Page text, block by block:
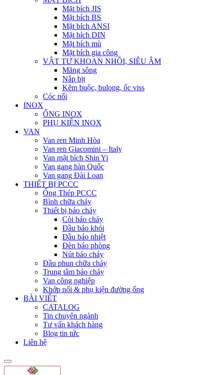
Mặt bích JIS
Mặt bích BS
Mặt bích ANSI
Mặt bích DIN
Mặt bích mù
Mặt bích gia công
VẬT TƯ KHOAN NHỒI, SIÊU ÂM
Măng sông
Nắp bịt
Kẽm buộc, bulong, ốc viss
Cóc nối
INOX
ỐNG INOX
PHỤ KIỆN INOX
VAN
Van ren Minh Hòa
Van ren Giacomini – Italy
Van mặt bích Shin Yi
Van gang hàn Quốc
Van gang Đài Loan
THIẾT BỊ PCCC
Ống Thép PCCC
Bình chữa cháy
Thiết bị báo cháy
Còi báo cháy
Đầu báo khói
Đầu báo nhiệt
Đèn báo phòng
Nút báo cháy
Đầu phun chữa cháy
Trung tâm báo cháy
Van công nghiệp
Khớp nối & phụ kiện đường ống
BÀI VIẾT
CATALOG
Tin chuyên ngành
Tư vấn khách hàng
Blog tin tức
Liên hệ